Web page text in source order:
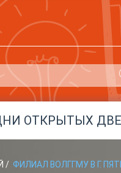
ОТКРЫТЫХ
/ ФИЛИАЛ ВОЛГГМУ В Г.